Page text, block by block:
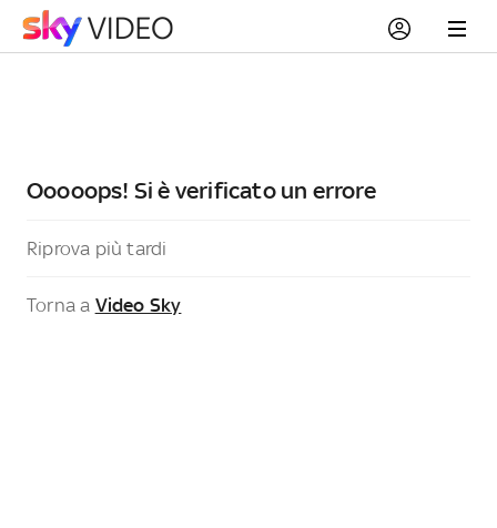
Ooooops! Si è verificato un errore
Riprova più tardi
Torna a Video Sky